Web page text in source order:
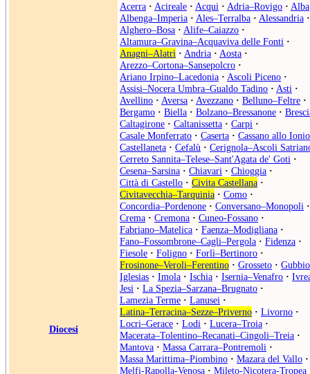
Diocesi
Acerra · Acireale · Acqui · Adria–Rovigo · Alba
Albenga–Imperia · Ales–Terralba · Alessandria ·
Alghero–Bosa · Alife–Caiazzo ·
Altamura–Gravina–Acquaviva delle Fonti ·
Anagni–Alatri · Andria · Aosta ·
Arezzo–Cortona–Sansepolcro ·
Ariano Irpino–Lacedonia · Ascoli Piceno ·
Assisi–Nocera Umbra–Gualdo Tadino · Asti ·
Avellino · Aversa · Avezzano · Belluno–Feltre ·
Bergamo · Biella · Bolzano–Bressanone ·
Caltagirone · Caltanissetta · Carpi ·
Casale Monferrato · Caserta · Cassano allo Ionio
Castellaneta · Cefalù · Cerignola–Ascoli
Cerreto Sannita–Telese–Sant'Agata de' Goti ·
Cesena–Sarsina · Chiavari · Chioggia ·
Città di Castello · Civita Castellana ·
Civitavecchia–Tarquinia · Como ·
Concordia–Pordenone · Conversano–Monopoli ·
Crema · Cremona · Cuneo-Fossano ·
Fabriano–Matelica · Faenza–Modigliana ·
Fano–Fossombrone–Cagli–Pergola · Fidenza ·
Fiesole · Foligno · Forlì–Bertinoro ·
Frosinone–Veroli–Ferentino · Grosseto · Gubbio
Iglesias · Imola · Ischia · Isernia–Venafro ·
Jesi · La Spezia–Sarzana–Brugnato ·
Lamezia Terme · Lanusei ·
Latina–Terracina–Sezze–Priverno · Livorno ·
Locri–Gerace · Lodi · Lucera–Troia ·
Macerata–Tolentino–Recanati–Cingoli–Treia ·
Mantova · Massa Carrara–Pontremoli ·
Massa Marittima–Piombino · Mazara del Vallo ·
Melfi-Rapolla-Venosa · Mileto-Nicotera-Tropea